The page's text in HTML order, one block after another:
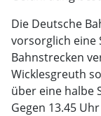
Die Deutsche
vorsorglich eine
Bahnstrecken
Wicklesgreuth
über eine halbe
Gegen 13.45